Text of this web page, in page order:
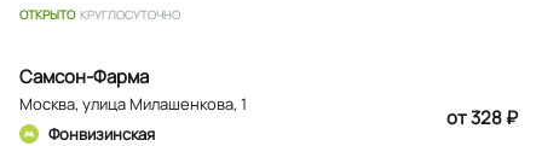
ОТКРЫТО КРУГЛОСУТОЧНО
Самсон-Фарма
Москва, улица Милашенкова, 1
Фонвизинская
от 328 ₽